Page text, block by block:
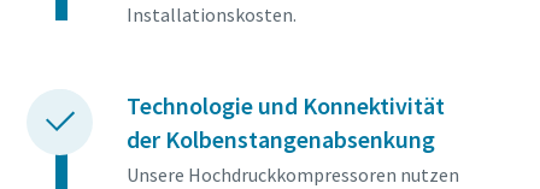
Installationskosten.
Technologie und Konnektivität
der Kolbenstangenabsenkung
Unsere Hochdruckkompressoren nutzen